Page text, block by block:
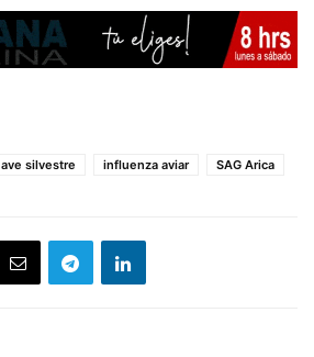
ave silvestre influenza aviar SAG Arica